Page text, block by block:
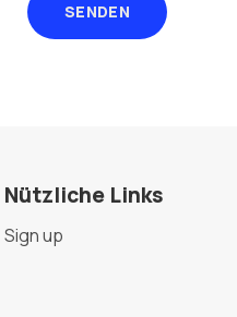
SENDEN
Nützliche Links
Sign up